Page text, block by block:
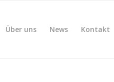
Über uns News Kontakt